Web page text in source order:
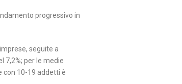
progressivo in
seguite a
7,2%; per le medie
con 10-19 addetti è